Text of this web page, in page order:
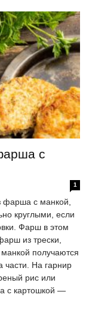
с
1
фарша с манкой,
круглыми, если
Фарш в этом
из трески,
получаются
части. На гарнир
рис или
с картошкой —